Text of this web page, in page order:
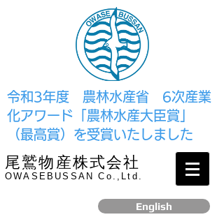
​令和3年度 農林水産省 6次産業
化アワード「農林水産大臣賞」
（最高賞）を受賞いたしました
尾鷲物産株式会社
OWASEBUSSAN Co.,Ltd.
English